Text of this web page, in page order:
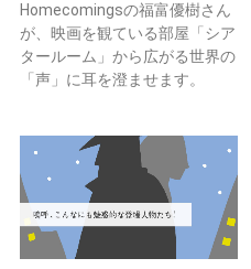
Homecomingsの福富優樹さん
が、映画を観ている部屋「シア
タールーム」から広がる世界の
「声」に耳を澄ませます。